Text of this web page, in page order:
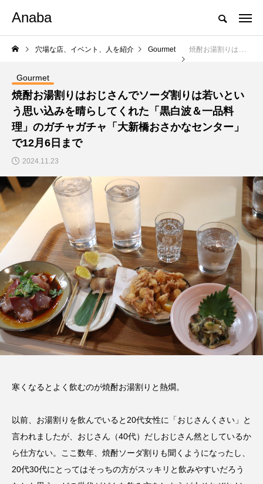
Anaba
穴場な店、イベント、人を紹介 Gourmet 焼酎お湯割りはおじさんでソーダ割りは若いという思い込みを晴らしてくれた「黒白波＆一品料理」のガチャガチャ「大新橋おさかなセンター」で12月6日まで
Gourmet
焼酎お湯割りはおじさんでソーダ割りは若いとい
う思い込みを晴らしてくれた「黒白波＆一品料
理」のガチャガチャ「大新橋おさかなセンター」
で12月6日まで
2024.11.23
寒くなるとよく飲むのが焼酎お湯割りと熱燗。
以前、お湯割りを飲んでいると20代女性に「おじさんくさい」と
言われましたが、おじさん（40代）だしおじさん然としているか
ら仕方ない。ここ数年、焼酎ソーダ割りも聞くようになったし、
20代30代にとってはそっちの方がスッキリと飲みやすいだろう